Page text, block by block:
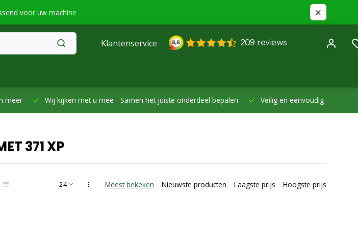
voor uw machine
Klantenservice
Wij kijken met u mee -Samen het juiste onderdeel bepalen Veilig en eenvoudig betalen -
371 XP
Meest bekeken Nieuwste producten Laagste prijs Hoogste prijs